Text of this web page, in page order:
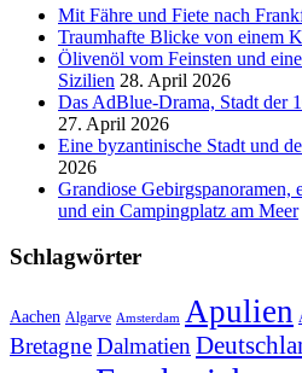
Mit Fähre und Fiete nach
Traumhafte Blicke von einem
Ölivenöl vom Feinsten und
Sizilien 28. April 2026
Das AdBlue-Drama, Stadt der
27. April 2026
Eine byzantinische Stadt und
2026
Grandiose Gebirgspanoramen,
und ein Campingplatz am Meer
Schlagwörter
Aachen Algarve Amsterdam Apulien
BretagneDalmatien